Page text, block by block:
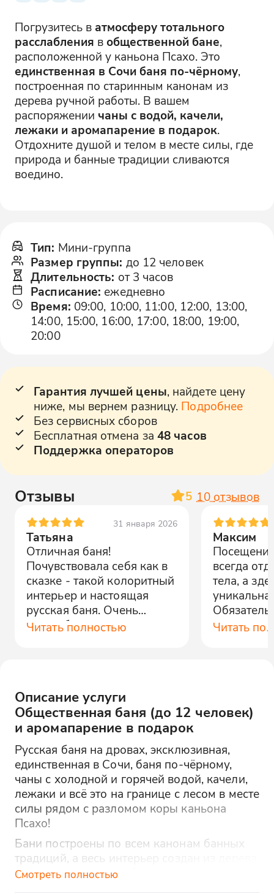
Погрузитесь в атмосферу тотального
расслабления в общественной бане,
расположенной у каньона Псахо. Это
единственная в Сочи баня по-чёрному,
построенная по старинным канонам из
дерева ручной работы. В вашем
распоряжении чаны с водой, качели,
лежаки и аромапарение в подарок.
Отдохните душой и телом в месте силы, где
природа и банные традиции сливаются
воедино.
Тип: Мини-группа
Размер группы: до 12 человек
Длительность: от 3 часов
Расписание: ежедневно
Время: 09:00, 10:00, 11:00, 12:00, 13:00,
14:00, 15:00, 16:00, 17:00, 18:00, 19:00,
20:00
Гарантия лучшей цены, найдете цену
ниже, мы вернем разницу. Подробнее
Без сервисных сборов
Бесплатная отмена за 48 часов
Поддержка операторов
Отзывы 5 10 отзывов
31 января 2026
Татьяна
Отличная баня!
Почувствовала себя как в
сказке - такой колоритный
интерьер и настоящая
русская баня. Очень
расслабляет.
Читать полностью
Максим
всегда
тела, а
раз.
Читать
Описание услуги
Общественная баня (до 12 человек)
и аромапарение в подарок
Русская баня на дровах, эксклюзивная,
единственная в Сочи, баня по-чёрному,
чаны с холодной и горячей водой, качели,
лежаки и всё это на границе с лесом в месте
силы рядом с разломом коры каньона
Псахо!
Бани построены по всем канонам банных
традиций, а весь интерьер создан из дерева
мастерами вручную. Отдых здесь - это не
Смотреть полностью